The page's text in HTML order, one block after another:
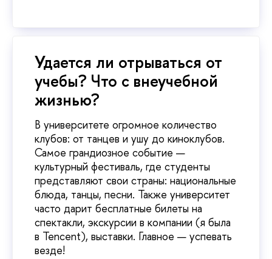
Удается ли отрываться от
учебы? Что с внеучебной
жизнью?
В университете огромное количество
клубов: от танцев и ушу до киноклубов.
Самое грандиозное событие —
культурный фестиваль, где студенты
представляют свои страны: национальные
блюда, танцы, песни. Также университет
часто дарит бесплатные билеты на
спектакли, экскурсии в компании (я была
в Tencent), выставки. Главное — успевать
везде!